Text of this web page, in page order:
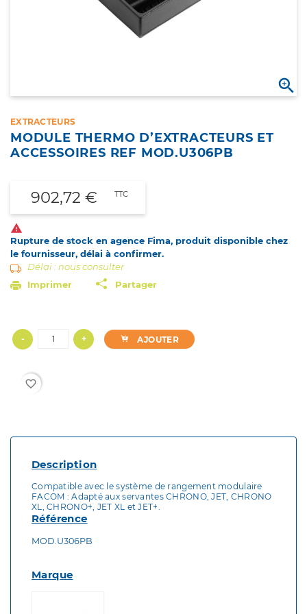

EXTRACTEURS
MODULE THERMO D’EXTRACTEURS ET
ACCESSOIRES REF MOD.U306PB
902,72 € TTC

Rupture de stock en agence Fima, produit disponible chez
le fournisseur, délai à confirmer.
Délai : nous consulter
Imprimer
Partager
- + AJOUTER
favorite_border
Description
Compatible avec le système de rangement modulaire
FACOM : Adapté aux servantes CHRONO, JET, CHRONO
XL, CHRONO+, JET XL et JET+.
Référence
MOD.U306PB
Marque